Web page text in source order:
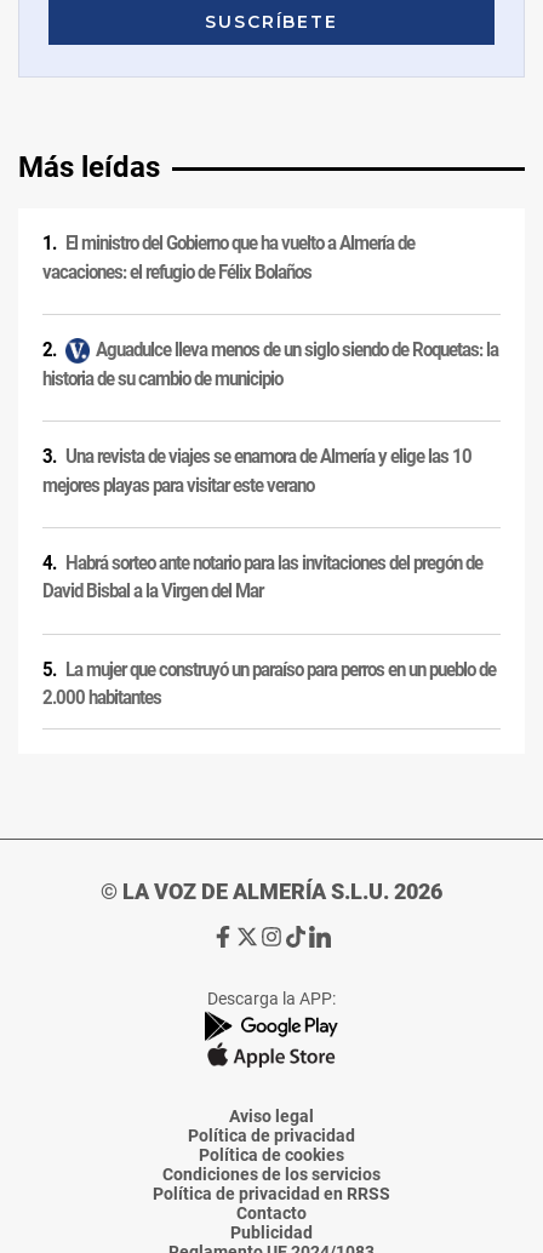
Más leídas
El ministro del Gobierno que ha vuelto a Almería de
vacaciones: el refugio de Félix Bolaños
Aguadulce lleva menos de un siglo siendo de Roquetas: la
historia de su cambio de municipio
Una revista de viajes se enamora de Almería y elige las 10
mejores playas para visitar este verano
Habrá sorteo ante notario para las invitaciones del pregón de
David Bisbal a la Virgen del Mar
La mujer que construyó un paraíso para perros en un pueblo de
2.000 habitantes
© LA VOZ DE ALMERÍA S.L.U. 2026
Ir
de
La
Voz
Almería
Ir
de
La
Voz
Almería
Ir
de
La
Voz
Almería
Ir
de
La
Voz
Almería
Ir
de
La
Voz
Descarga la APP:
Aviso legal
Política de privacidad
Política de cookies
Condiciones de los servicios
Política de privacidad en RRSS
Contacto
Publicidad